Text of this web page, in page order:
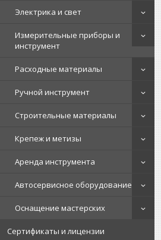
Электрика и свет
Измерительные приборы и
инструмент
Расходные материалы
Ручной инструмент
Строительные материалы
Крепеж и метизы
Аренда инструмента
Автосервисное оборудование
Оснащение мастерских
Сертификаты и лицензии